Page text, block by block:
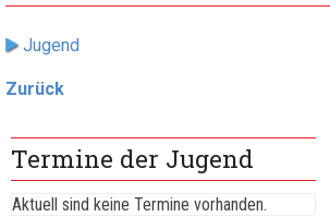
Jugend
Zurück
Termine der Jugend
Aktuell sind keine Termine vorhanden.